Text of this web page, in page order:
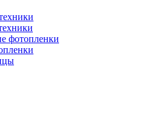
фотопленки